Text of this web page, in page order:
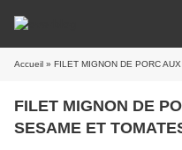
Accueil » FILET MIGNON DE PORC AUX
FILET MIGNON DE
SESAME ET